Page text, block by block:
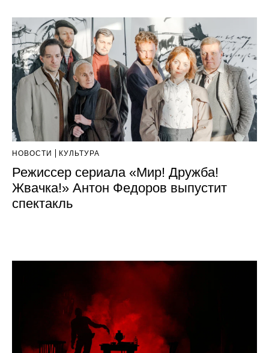
НОВОСТИ КУЛЬТУРА
Режиссер сериала «Мир! Дружба!
Жвачка!» Антон Федоров выпустит
спектакль